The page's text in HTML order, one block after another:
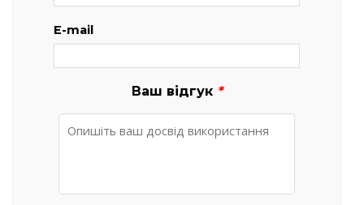
E-mail
Ваш відгук *